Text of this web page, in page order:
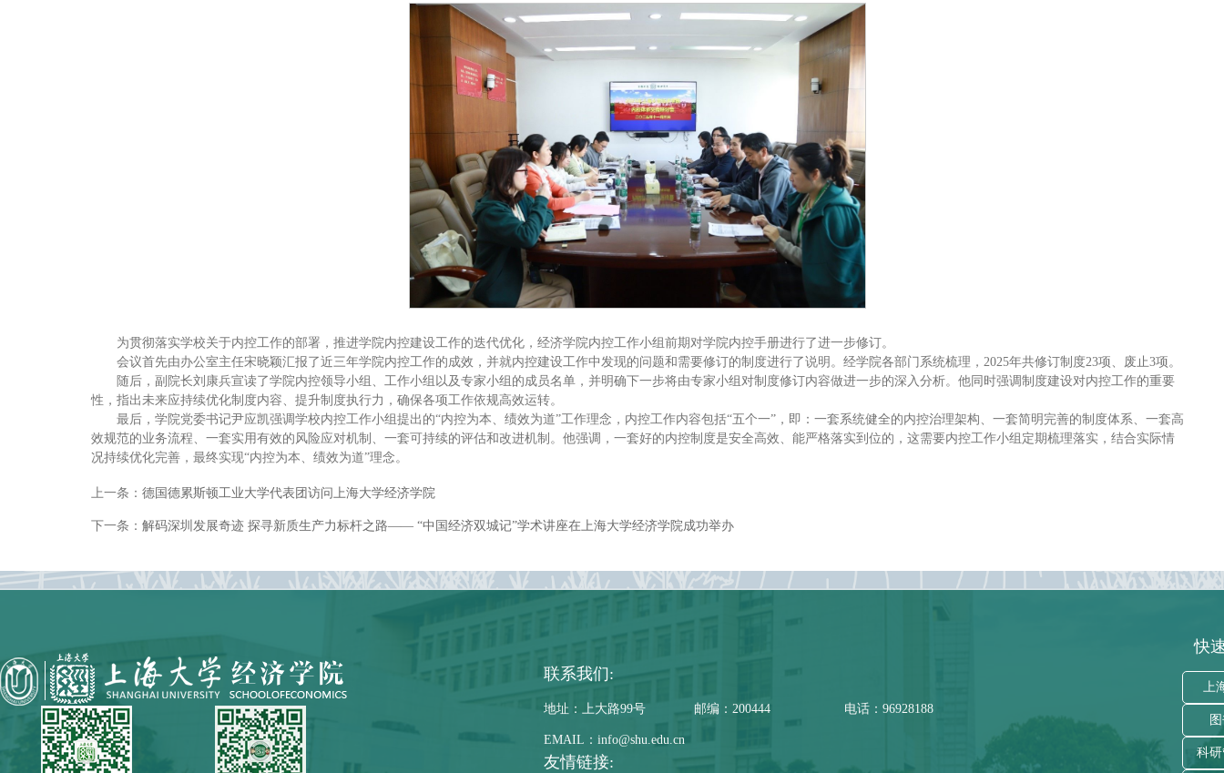
为贯彻落实学校关于内控工作的部署，推进学院内控建设工作的迭代优化，经济学院内控工作小组前期对学院内控手册进行了进一步修订。
会议首先由办公室主任宋晓颖汇报了近三年学院内控工作的成效，并就内控建设工作中发现的问题和需要修订的制度进行了说明。经学院各部门系统梳理，2025年共修订制度23项、废止3项。
随后，副院长刘康兵宣读了学院内控领导小组、工作小组以及专家小组的成员名单，并明确下一步将由专家小组对制度修订内容做进一步的深入分析。他同时强调制度建设对内控工作的重要
性，指出未来应持续优化制度内容、提升制度执行力，确保各项工作依规高效运转。
最后，学院党委书记尹应凯强调学校内控工作小组提出的“内控为本、绩效为道”工作理念，内控工作内容包括“五个一”，即：一套系统健全的内控治理架构、一套简明完善的制度体系、一套高
效规范的业务流程、一套实用有效的风险应对机制、一套可持续的评估和改进机制。他强调，一套好的内控制度是安全高效、能严格落实到位的，这需要内控工作小组定期梳理落实，结合实际情
况持续优化完善，最终实现“内控为本、绩效为道”理念。
上一条： 德国德累斯顿工业大学代表团访问上海大学经济学院
下一条： 解码深圳发展奇迹 探寻新质生产力标杆之路—— “中国经济双城记”学术讲座在上海大学经济学院成功举办
联系我们:
地址：上大路99号 邮编：200444 电话：96928188
EMAIL：info@shu.edu.cn
友情链接:
快
上
科